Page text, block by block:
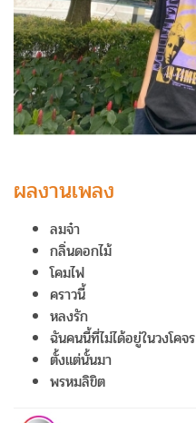
ผลงานเพลง
ลมจ๋า
กลิ่นดอกไม้
โคมไฟ
คราวนี้
หลงรัก
ฉันคนนี้ที่ไม่ได้อยู่ในวงโคจร
ตั้งแต่นั้นมา
พรหมลิขิต